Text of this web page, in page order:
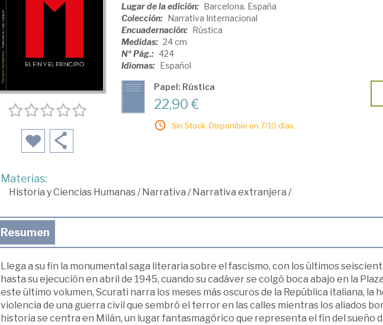
Lugar de la edición: Barcelona. España
Colección: Narrativa Internacional
Encuadernación: Rústica
Medidas: 24 cm
Nº Pág.: 424
Idiomas: Español
Papel: Rústica
22,90 €
Sin Stock. Disponible en 7/10 días.
Materias:
Historia y Ciencias Humanas/Narrativa /Narrativa extranjera /
Resumen
Llega a su fin la monumental saga literaria sobre el fascismo, con los últimos
hasta su ejecución en abril de 1945, cuando su cadáver se colgó boca abajo en la
este último volumen, Scurati narra los meses más oscuros de la República italiana, la
violencia de una guerra civil que sembró el terror en las calles mientras los aliados
historia se centra en Milán, un lugar fantasmagórico que representa el fin del sueño